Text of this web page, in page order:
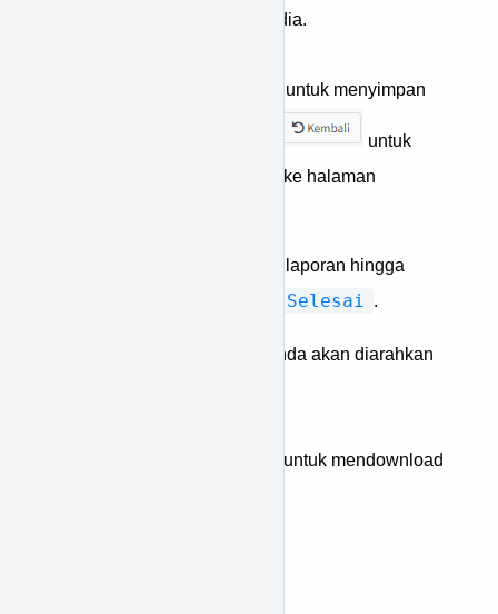
Isi paramater yang tersedia.
untuk menyimpan
untuk
membatalkan & kembali ke halaman
Tunggu proses generate laporan hingga
Selesai .
Klik pada baris report, Anda akan diarahkan
untuk mendownload